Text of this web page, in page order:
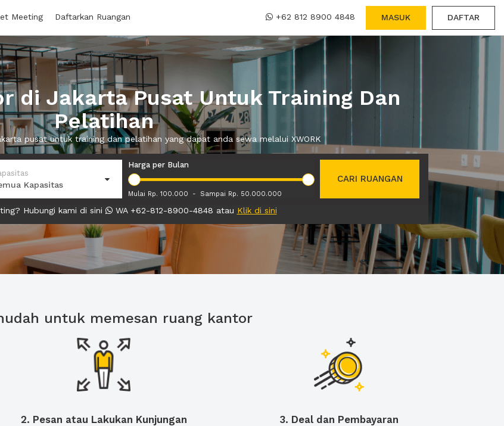
Meeting Daftarkan Ruangan +62 812 8900 4848 MASUK DAFTAR
di Jakarta Pusat Untuk Training Dan
Pelatihan
pusat untuk training dan pelatihan yang dapat anda sewa melalui XWORK
Kapasitas
Harga per Bulan
Mulai Rp. 100.000 - Sampai Rp. 50.000.000
CARI RUANGAN
Hubungi kami di sini WA +62-812-8900-4848 atau Klik di sini
untuk memesan ruang kantor
2. Pesan atau Lakukan Kunjungan
3. Deal dan Pembayaran